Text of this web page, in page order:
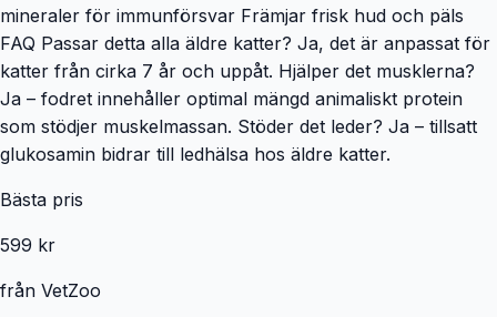
mineraler för immunförsvar Främjar frisk hud och päls
FAQ Passar detta alla äldre katter? Ja, det är anpassat för
katter från cirka 7 år och uppåt. Hjälper det musklerna?
Ja – fodret innehåller optimal mängd animaliskt protein
som stödjer muskelmassan. Stöder det leder? Ja – tillsatt
glukosamin bidrar till ledhälsa hos äldre katter.
Bästa pris
599 kr
från VetZoo